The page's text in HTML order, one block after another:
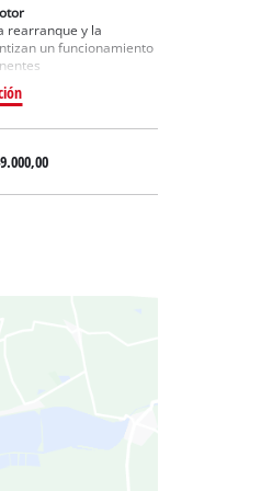
rearranque y la
un funcionamiento